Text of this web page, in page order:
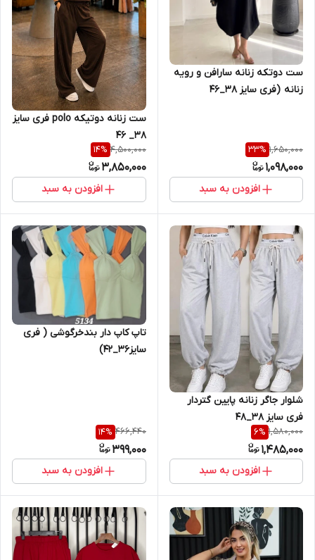
ست دوتکه زنانه سارافن و رویه
زنانه (فری سایز 38_46
1,650,000
33%
1,098,000
افزودن به سبد
ست زنانه دوتیکه polo فری سایز
38_ 46
4,500,000
14%
3,850,000
افزودن به سبد
شلوار جاگر زنانه پایین گتردار
فری سایز 38_48
1,580,000
6%
1,485,000
افزودن به سبد
تاپ کاپ دار بندخرگوشی ( فری
سایز36_42)
466,440
14%
399,000
افزودن به سبد